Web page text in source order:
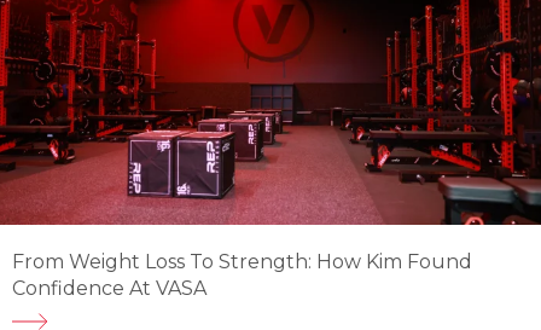
From Weight Loss To Strength: How Kim Found
Confidence At VASA